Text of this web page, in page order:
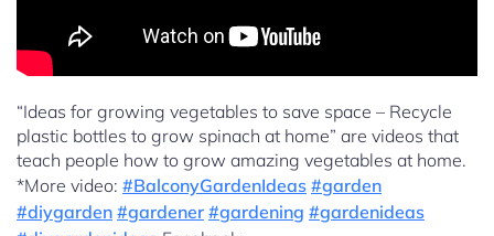
“Ideas for growing vegetables to save space – Recycle
plastic bottles to grow spinach at home” are videos that
teach people how to grow amazing vegetables at home.
*More video: #BalconyGardenIdeas #garden
#diygarden #gardener #gardening #gardenideas